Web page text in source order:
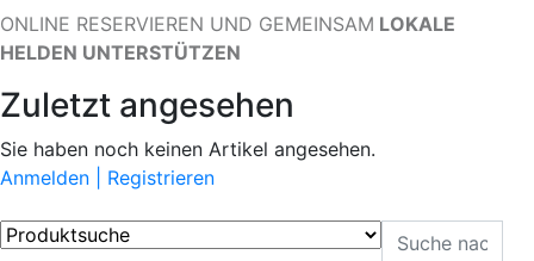
ONLINE RESERVIEREN UND GEMEINSAM LOKALE
HELDEN UNTERSTÜTZEN
Zuletzt angesehen
Sie haben noch keinen Artikel angesehen.
Anmelden | Registrieren